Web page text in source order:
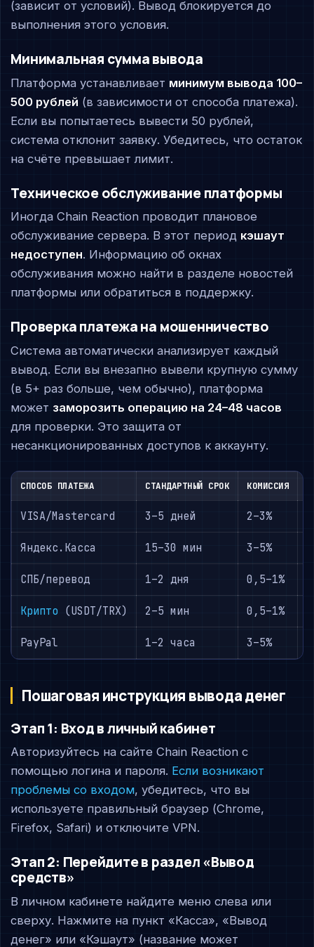
(зависит от условий). Вывод блокируется до
выполнения этого условия.
Минимальная сумма вывода
Платформа устанавливает минимум вывода 100–
500 рублей (в зависимости от способа платежа).
Если вы попытаетесь вывести 50 рублей,
система отклонит заявку. Убедитесь, что остаток
на счёте превышает лимит.
Техническое обслуживание платформы
Иногда Chain Reaction проводит плановое
обслуживание сервера. В этот период кэшаут
недоступен. Информацию об окнах
обслуживания можно найти в разделе новостей
платформы или обратиться в поддержку.
Проверка платежа на мошенничество
Система автоматически анализирует каждый
вывод. Если вы внезапно вывели крупную сумму
(в 5+ раз больше, чем обычно), платформа
может заморозить операцию на 24–48 часов
для проверки. Это защита от
несанкционированных доступов к аккаунту.
СПОСОБ ПЛАТЕЖА СТАНДАРТНЫЙ СРОК КОМИССИЯ
VISA/Mastercard 3–5 дней 2–3%
Яндекс.Касса 15–30 мин 3–5%
СПБ/перевод 1–2 дня 0,5–1%
Крипто (USDT/TRX) 2–5 мин 0,5–1%
PayPal 1–2 часа 3–5%
Пошаговая инструкция вывода денег
Этап 1: Вход в личный кабинет
Авторизуйтесь на сайте Chain Reaction с
помощью логина и пароля. Если возникают
проблемы со входом, убедитесь, что вы
используете правильный браузер (Chrome,
Firefox, Safari) и отключите VPN.
Этап 2: Перейдите в раздел «Вывод
средств»
В личном кабинете найдите меню слева или
сверху. Нажмите на пункт «Касса», «Вывод
денег» или «Кэшаут» (название может